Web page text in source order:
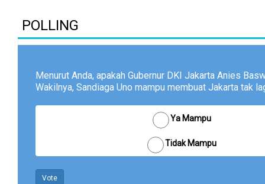
POLLING
Menurut Anda, apakah Gubernur DKI Jakarta Anies
Wakilnya, Sandiaga Uno mampu membuat Jakarta tak
Ya Mampu
Tidak Mampu
Vote